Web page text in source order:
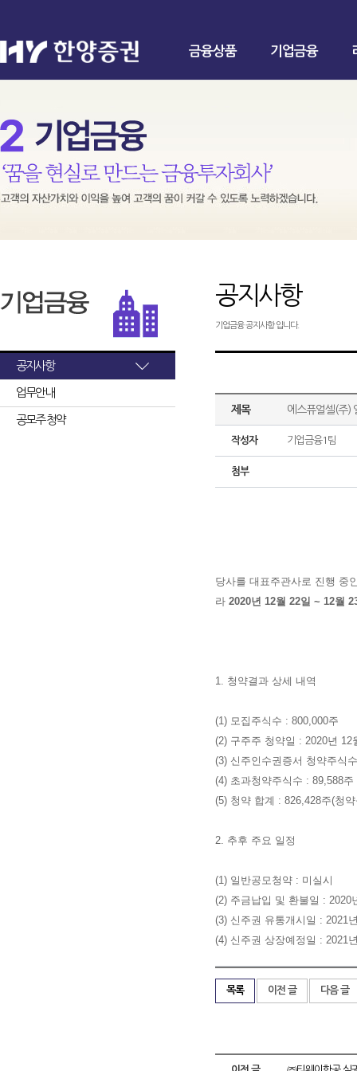
금융상품 기업금융
공지사항
업무안내
공모주 청약
공지사항
기업금융 공지사항 입니다.
제목 에스퓨얼셀(주)
작성자 기업금융1팀
첨부
당사를 대표주관사로 진행 중
라 2020년 12월 22일 ~ 12월
1. 청약결과 상세 내역
(1) 모집주식수 : 800,000주
(2) 구주주 청약일 : 2020년 12
(3) 신주인수권증서 청약주식
(4) 초과청약주식수 : 89,588주
(5) 청약 합계 : 826,428주(청
2. 추후 주요 일정
(1) 일반공모청약 : 미실시
(2) 주금납입 및 환불일 : 2020
(3) 신주권 유통개시일 : 2021
(4) 신주권 상장예정일 : 2021
목록 이전 글 다음 글